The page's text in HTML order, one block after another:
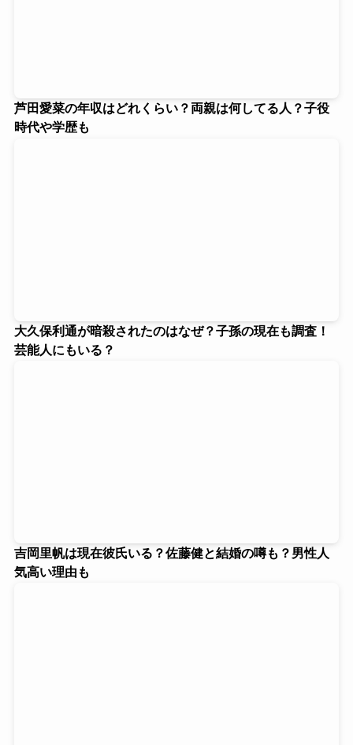
芦田愛菜の年収はどれくらい？両親は何してる人？子役
時代や学歴も
大久保利通が暗殺されたのはなぜ？子孫の現在も調査！
芸能人にもいる？
吉岡里帆は現在彼氏いる？佐藤健と結婚の噂も？男性人
気高い理由も